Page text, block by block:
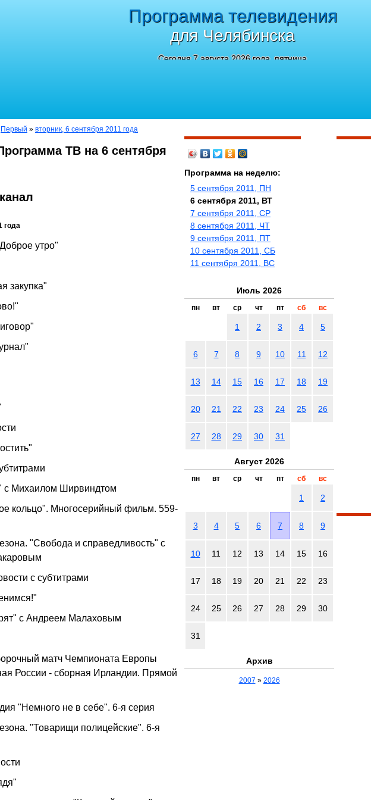
Программа телевидения
для Челябинска
Сегодня 7 августа 2026 года, пятница
Первый » вторник, 6 сентября 2011 года
ТВ на 6 сентября
года
утро"
закупка"
с Михаилом Ширвиндтом
кольцо". Многосерийный фильм. 559-
"Свобода и справедливость" с
с субтитрами
с Андреем Малаховым
матч Чемпионата Европы
России - cборная Ирландии. Прямой
"Немного не в себе". 6-я серия
"Товарищи полицейские". 6-я
Программа на неделю:
5 сентября 2011, ПН
6 сентября 2011, ВТ
7 сентября 2011, СР
8 сентября 2011, ЧТ
9 сентября 2011, ПТ
10 сентября 2011, СБ
11 сентября 2011, ВС
Июль 2026
пн вт ср чт пт сб вс
1 2 3 4 5
6 7 8 9 10 11 12
13 14 15 16 17 18 19
20 21 22 23 24 25 26
27 28 29 30 31
Август 2026
пн вт ср чт пт сб вс
1 2
3 4 5 6 7 8 9
10 11 12 13 14 15 16
17 18 19 20 21 22 23
24 25 26 27 28 29 30
31
Архив
2007 » 2026